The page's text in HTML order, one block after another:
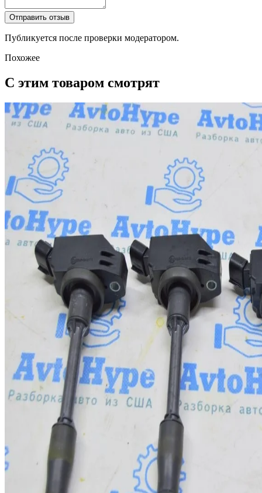
Отправить отзыв
Публикуется после проверки модератором.
Похожее
С этим товаром смотрят